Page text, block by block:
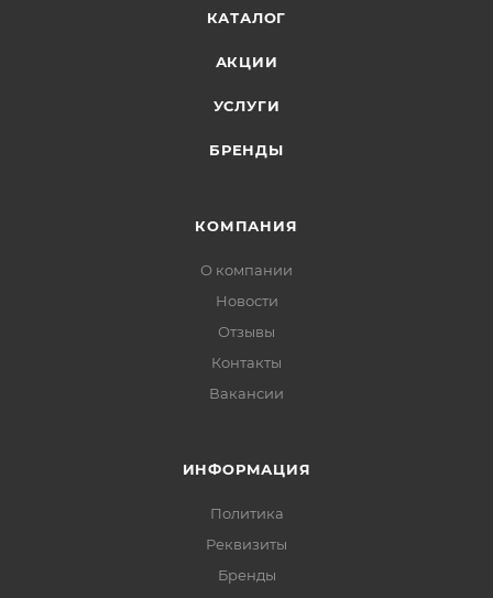
КАТАЛОГ
АКЦИИ
УСЛУГИ
БРЕНДЫ
КОМПАНИЯ
О компании
Новости
Отзывы
Контакты
Вакансии
ИНФОРМАЦИЯ
Политика
Реквизиты
Бренды